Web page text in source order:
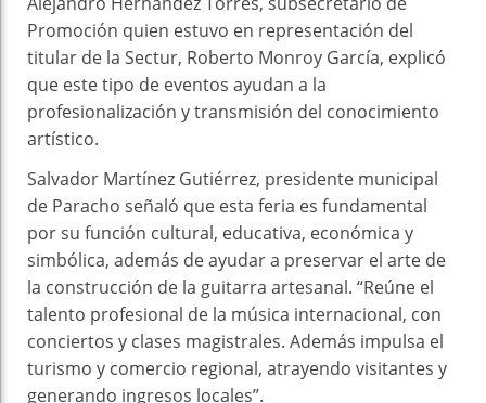
Promoción quien estuvo en representación del
titular de la Sectur, Roberto Monroy García, explicó
que este tipo de eventos ayudan a la
profesionalización y transmisión del conocimiento
artístico.
Salvador Martínez Gutiérrez, presidente municipal
de Paracho señaló que esta feria es fundamental
por su función cultural, educativa, económica y
simbólica, además de ayudar a preservar el arte de
la construcción de la guitarra artesanal. “Reúne el
talento profesional de la música internacional, con
conciertos y clases magistrales. Además impulsa el
turismo y comercio regional, atrayendo visitantes y
generando ingresos locales”.